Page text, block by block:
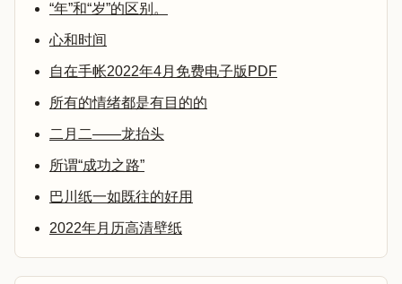
“年”和“岁”的区别。
心和时间
自在手帐2022年4月免费电子版PDF
所有的情绪都是有目的的
二月二——龙抬头
所谓“成功之路”
巴川纸一如既往的好用
2022年月历高清壁纸